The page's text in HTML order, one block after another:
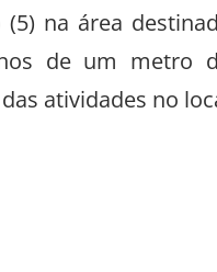
na área
de um metro
atividades no